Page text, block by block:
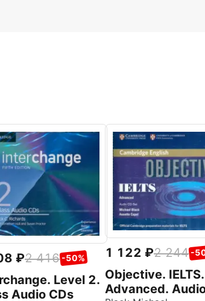
2 416 -50%
Level 2.
Audio CDs
1 122 2 244 -
Objective. IELTS.
Advanced.